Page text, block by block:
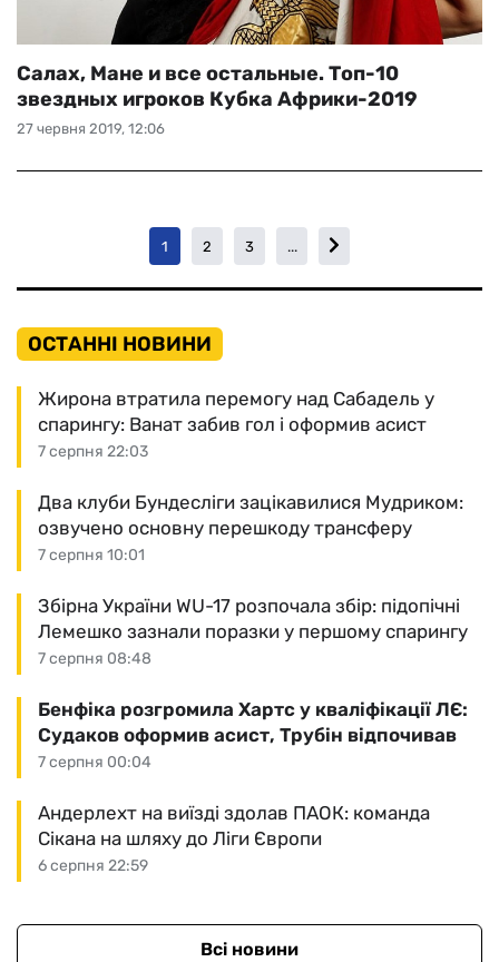
27 червня 2019, 12:06
Салах, Мане и все остальные. Топ-10
звездных игроков Кубка Африки-2019
1 2 3 ...
ОСТАННІ НОВИНИ
7 серпня 22:03
Жирона втратила перемогу над Сабадель у
спарингу: Ванат забив гол і оформив асист
7 серпня 10:01
Два клуби Бундесліги зацікавилися Мудриком:
озвучено основну перешкоду трансферу
7 серпня 08:48
Збірна України WU-17 розпочала збір: підопічні
Лемешко зазнали поразки у першому спарингу
7 серпня 00:04
Бенфіка розгромила Хартс у кваліфікації ЛЄ:
Судаков оформив асист, Трубін відпочивав
6 серпня 22:59
Андерлехт на виїзді здолав ПАОК: команда
Сікана на шляху до Ліги Європи
Всі новини